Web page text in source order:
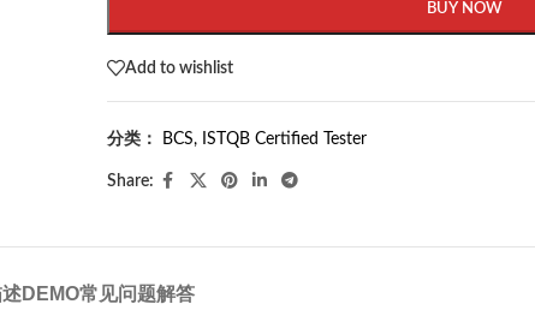
BUY NOW
Add to wishlist
分类： BCS, ISTQB Certified Tester
Share:
DEMO常见问题解答